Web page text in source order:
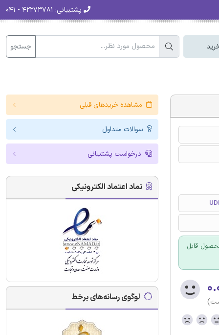
پشتیبانی:
جستجو
قابل
مشاهده خریدهای قبلی
سوالات متداول
درخواست پشتیبانی
نماد اعتماد الکترونیکی
لوگوی رسانه‌های برخط